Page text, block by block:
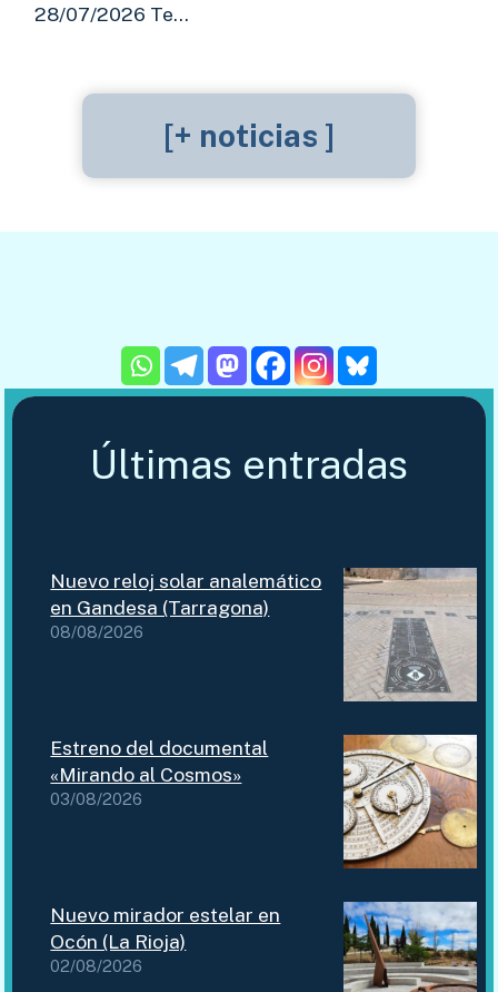
28/07/2026 Te…
[+ noticias ]
Últimas entradas
Nuevo reloj solar analemático
en Gandesa (Tarragona)
08/08/2026
Estreno del documental
«Mirando al Cosmos»
03/08/2026
Nuevo mirador estelar en
Ocón (La Rioja)
02/08/2026